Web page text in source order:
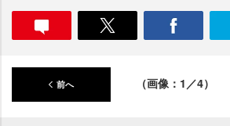
前へ （画像：1／4）